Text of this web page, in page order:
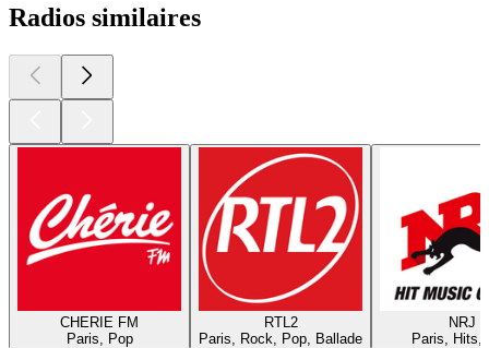
Radios similaires
CHERIE FM
Paris, Pop
RTL2
Paris, Rock, Pop, Ballade
NRJ
Paris, Hits,